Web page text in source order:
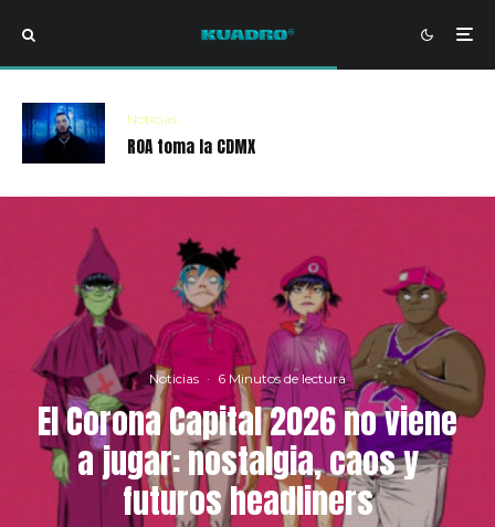
Noticias
ROA toma la CDMX
Noticias · 6 Minutos de lectura
El Corona Capital 2026 no viene
a jugar: nostalgia, caos y
futuros headliners